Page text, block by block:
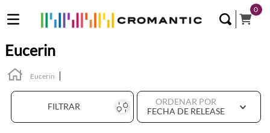
0
Eucerin
Eucerin
FILTRAR
ORDENAR POR
FECHA DE RELEASE